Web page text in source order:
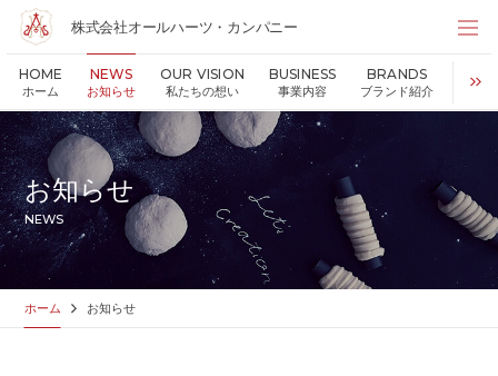
株式会社オールハーツ・カンパニー
HOME
ホーム
NEWS
お知らせ
OUR VISION
私たちの想い
BUSINESS
事業内容
BRANDS
ブランド紹介 持続
株式会社オールハーツ・カンパニー
店舗検索
HOME ホーム
NEWS お知らせ
OUR VISION 私たちの想い
MESSAGE 代表メッセージ
VALUES 企業理念
BUSINESS
お知らせ
NEWS
ホーム お知らせ